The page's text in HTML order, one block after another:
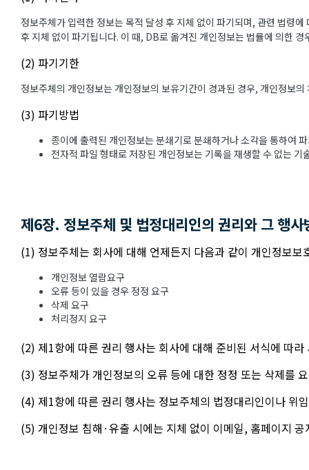
정보주체가 입력한 정보는 목적 달성 후 지체 없이 파기되며, 관련 법령
후 지체 없이 파기됩니다. 이 때, DB로 옮겨진 개인정보는 법률에 의한
(2) 파기기한
정보주체의 개인정보는 개인정보의 보유기간이 경과된 경우, 개인정보
(3) 파기방법
종이에 출력된 개인정보는 분쇄기로 분쇄하거나 소각을 통하여
전자적 파일 형태로 저장된 개인정보는 기록을 재생할 수 없는 기
제6장. 정보주체 및 법정대리인의 권리와 그 행사
(1) 정보주체는 회사에 대해 언제든지 다음과 같이 개인정보보
개인정보 열람요구
오류 등이 있을 경우 정정 요구
삭제 요구
처리정지 요구
(2) 제1항에 따른 권리 행사는 회사에 대해 준비된 서식에 따
(3) 정보주체가 개인정보의 오류 등에 대한 정정 또는 삭제를
(4) 제1항에 따른 권리 행사는 정보주체의 법정대리인이나 위
(5) 개인정보 침해·유출 시에는 지체 없이 이메일, 홈페이지